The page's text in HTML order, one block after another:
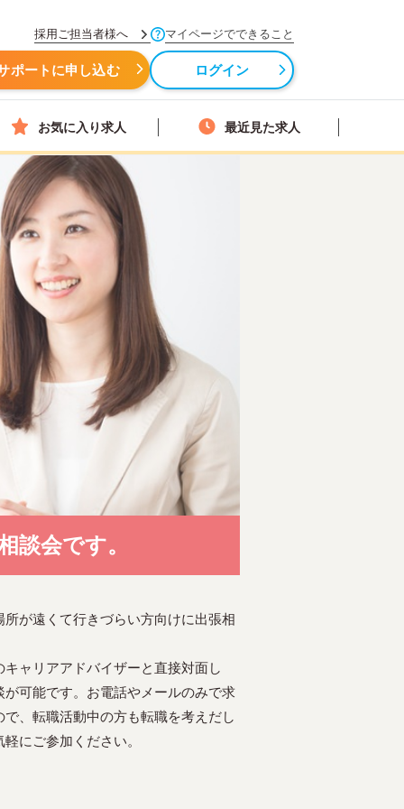
採用ご担当者様へ マイページでできること
ポートに申し込む ログイン
お気に入り求人 最近見た求人
談会です。
が遠くて行きづらい方向けに出張相
ャリアアドバイザーと直接対面し
可能です。お電話やメールのみで求
、転職活動中の方も転職を考えだし
にご参加ください。